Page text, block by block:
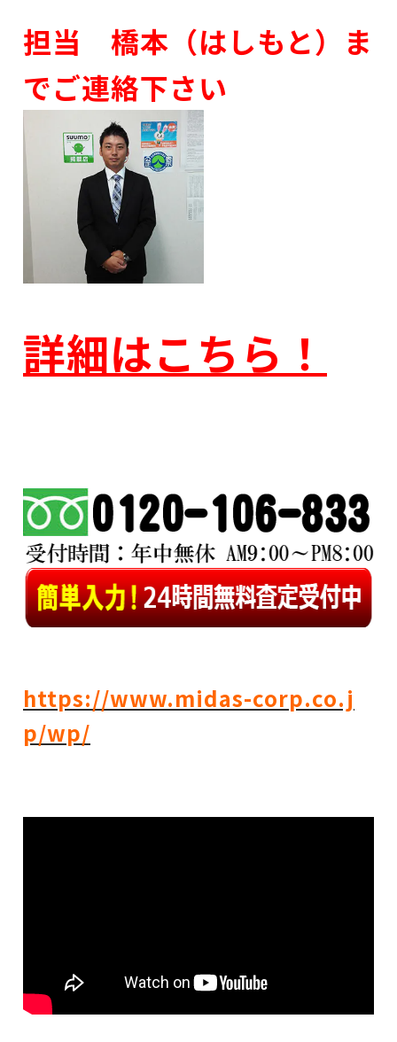
担当 橋本（はしもと）ま
でご連絡下さい
詳細はこちら！
https://www.midas-corp.co.j
p/wp/